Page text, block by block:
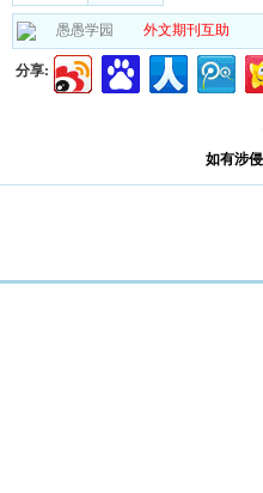
愚愚学园 外文期刊互助
分享:
如有涉